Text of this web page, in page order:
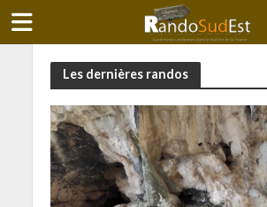
Les dernières randos